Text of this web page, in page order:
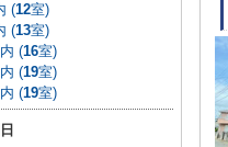
(12室)
(13室)
(16室)
(19室)
(19室)